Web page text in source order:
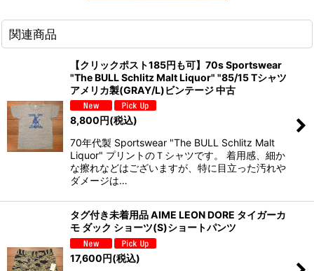
関連商品
【クリックポスト185円も可】70s Sportswear
"The BULL Schlitz Malt Liquor" "85/15 Tシャツ
アメリカ製(GRAY/L)ビンテージ 中古
8,800円(税込)
70年代製 Sportswear "The BULL Schlitz Malt
Liquor" プリントのＴシャツです。 着用感、細か
な擦れなどはございますが、特に目立った汚れや
ダメージは…
タグ付き未着用品 AIME LEON DORE タイガーカ
モ ダック ショーツ(S)ショートパンツ
17,600円(税込)